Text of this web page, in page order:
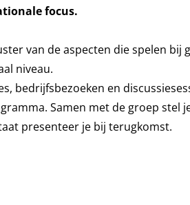
focus.
van de aspecten die spelen bij
niveau.
bedrijfsbezoeken en
Samen met de groep stel
presenteer je bij terugkomst.